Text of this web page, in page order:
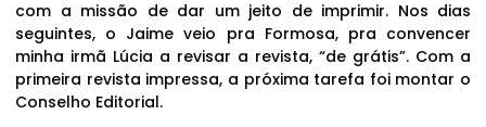
com a missão de dar um jeito de imprimir. Nos dias
seguintes, o Jaime veio pra Formosa, pra convencer
minha irmã Lúcia a revisar a revista, “de grátis”. Com a
primeira revista impressa, a próxima tarefa foi montar o
Conselho Editorial.